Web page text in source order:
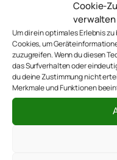
Cookie-
verwalten
Um dir ein optimales Erlebnis
Cookies, um
zuzugreifen. Wenn du diesen
das Surfverhalten oder
du deine Zustimmung nicht
Merkmale und Funktionen
noch
ein
schon
älterer
Text
von